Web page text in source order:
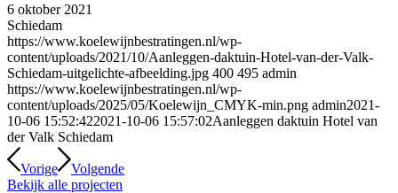
6 oktober 2021
Schiedam
https://www.koelewijnbestratingen.nl/wp-
content/uploads/2021/10/Aanleggen-daktuin-Hotel-van-der-Valk-
Schiedam-uitgelichte-afbeelding.jpg 400 495 admin
https://www.koelewijnbestratingen.nl/wp-
content/uploads/2025/05/Koelewijn_CMYK-min.png admin2021-
10-06 15:52:422021-10-06 15:57:02Aanleggen daktuin Hotel van
der Valk Schiedam
Vorige
Volgende
Bekijk alle projecten